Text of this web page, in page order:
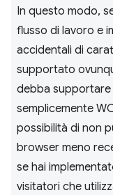
In questo modo,
flusso di lavoro e
accidentali di
supportato
debba supportare
semplicemente
possibilità di non
browser meno
se hai
visitatori che